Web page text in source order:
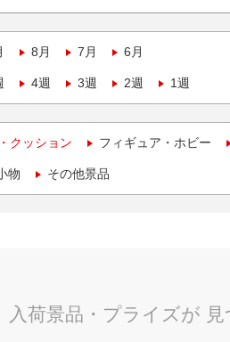
8月 7月 6月
4週 3週 2週 1週
クッション フィギュア・ホビー
物 その他景品